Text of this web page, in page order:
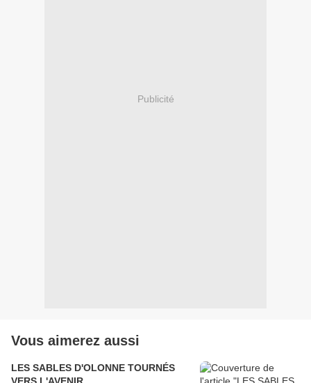
Publicité
Vous aimerez aussi
LES SABLES D'OLONNE TOURNÉS